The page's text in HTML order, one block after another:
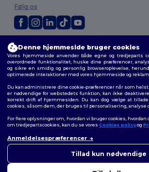
2026. Alle rettigheder forbeholdes
Vilkår og Betingelser
|Tilpasset politik |
cookies|Sitemap
Følg os
Denne hjemmeside bruger cookies
Vores hjemmeside anvender både egne og tredjeparts
overordnede funktionalitet, huske dine præferencer,
og sikre en smidig og personlig browseroplevelse,
optimerede interaktioner med vores hjemmeside og
Du kan administrere dine cookie-præferencer når som
er nødvendige for webstedets funktion, kan ikke
korrekt drift af hjemmesiden. Du kan dog vælge at
cookies, såsom dem, der bruges til personalisering, analyse
For flere oplysninger om, hvordan vi bruger cookies,
om tredjepartscookies, kan du se vores Cookies policyog
Anmeldelsespræferencer
Tillad kun nødvendige